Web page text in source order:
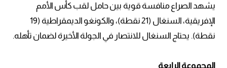
يشهد الصراع منافسة قوية بين حامل لقب كأس الأمم
الإفريقية، السنغال (21 نقطة)، والكونغو الديمقراطية (19
نقطة). يحتاج السنغال للانتصار في الجولة الأخيرة لضمان تأهله.
المجموعة الرابعة